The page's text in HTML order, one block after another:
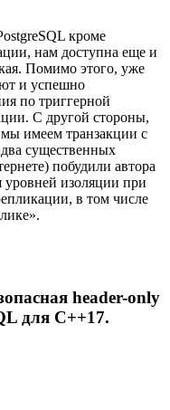
кроме
нам доступна еще и
Помимо этого, уже
и успешно
по триггерной
С другой стороны,
имеем транзакции с
существенных
побудили автора
уровней изоляции при
в том числе
header-only
для C++17.